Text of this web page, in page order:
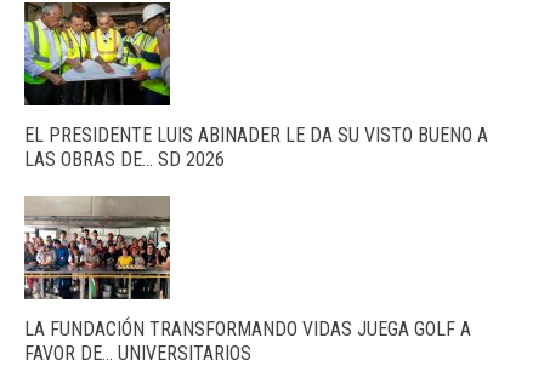
EL PRESIDENTE LUIS ABINADER LE DA SU VISTO BUENO A
LAS OBRAS DE… SD 2026
LA FUNDACIÓN TRANSFORMANDO VIDAS JUEGA GOLF A
FAVOR DE… UNIVERSITARIOS